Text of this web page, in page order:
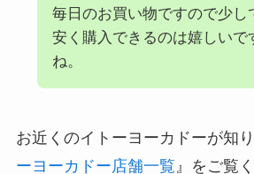
毎日のお買い物ですので少し
安く購入できるのは嬉しいで
ね。
お近くのイトーヨーカドーが知
ーヨーカドー店舗一覧』をご覧